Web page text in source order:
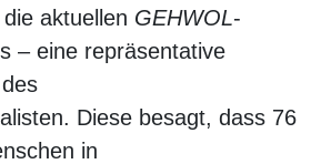
aktuellen GEHWOL-
– eine repräsentative
Diese besagt, dass 76
in